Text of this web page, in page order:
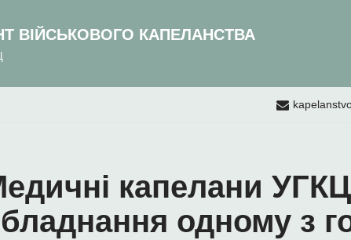
ВІЙСЬКОВОГО КАПЕЛАНСТВА
капелани
одному з